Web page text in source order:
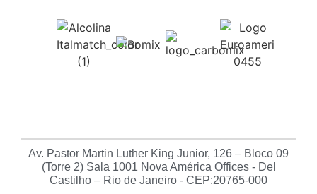
Av. Pastor Martin Luther King Junior, 126 – Bloco 09
(Torre 2) Sala 1001 Nova América Offices - Del
Castilho – Rio de Janeiro - CEP:20765-000